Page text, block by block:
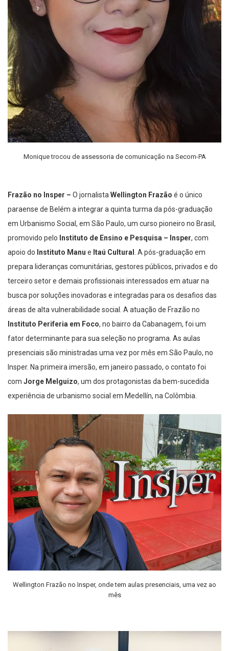
Monique trocou de assessoria de comunicação na Secom-PA
Frazão no Insper – O jornalista Wellington Frazão é o único
paraense de Belém a integrar a quinta turma da pós-graduação
em Urbanismo Social, em São Paulo, um curso pioneiro no Brasil,
promovido pelo Instituto de Ensino e Pesquisa – Insper, com
apoio do Instituto Manu e Itaú Cultural
. A pós-graduação em
prepara lideranças comunitárias, gestores públicos, privados e do
terceiro setor e demais profissionais interessados em atuar na
busca por soluções inovadoras e integradas para os desafios das
áreas de alta vulnerabilidade social. A atuação de Frazão no
Instituto Periferia em Foco, no bairro da Cabanagem, foi um
fator determinante para sua seleção no programa. As aulas
presenciais são ministradas uma vez por mês em São Paulo, no
Insper. Na primeira imersão, em janeiro passado, o contato foi
com Jorge Melguizo, um dos protagonistas da bem-sucedida
experiência de urbanismo social em Medellín, na Colômbia.
Wellington Frazão no Insper, onde tem aulas presenciais, uma vez ao
mês